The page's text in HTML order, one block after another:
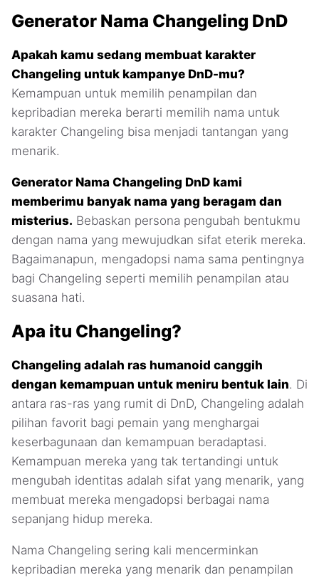
Generator Nama Changeling DnD
Apakah kamu sedang membuat karakter
Changeling untuk kampanye DnD-mu?
Kemampuan untuk memilih penampilan dan
kepribadian mereka berarti memilih nama untuk
karakter Changeling bisa menjadi tantangan yang
menarik.
Generator Nama Changeling DnD kami
memberimu banyak nama yang beragam dan
misterius. Bebaskan persona pengubah bentukmu
dengan nama yang mewujudkan sifat eterik mereka.
Bagaimanapun, mengadopsi nama sama pentingnya
bagi Changeling seperti memilih penampilan atau
suasana hati.
Apa itu Changeling?
Changeling adalah ras humanoid canggih
dengan kemampuan untuk meniru bentuk lain. Di
antara ras-ras yang rumit di DnD, Changeling adalah
pilihan favorit bagi pemain yang menghargai
keserbagunaan dan kemampuan beradaptasi.
Kemampuan mereka yang tak tertandingi untuk
mengubah identitas adalah sifat yang menarik, yang
membuat mereka mengadopsi berbagai nama
sepanjang hidup mereka.
Nama Changeling sering kali mencerminkan
kepribadian mereka yang menarik dan penampilan